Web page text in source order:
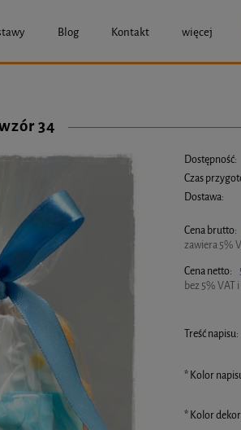
Blog Kontakt więcej
34
Dostępność:
Czas
Dostawa:
Cena nie
Cena brutto:
zawiera 5%
Cena netto:
bez 5% VAT
Treść napisu:
*Kolor
*Kolor